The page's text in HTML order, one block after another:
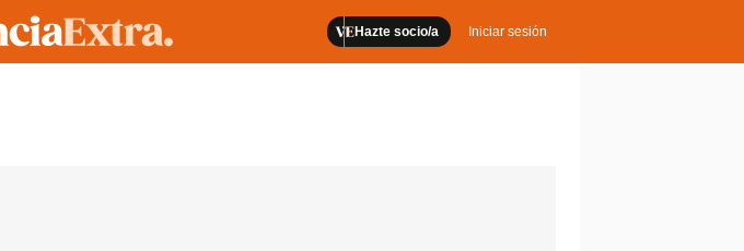
Hazte socio/a Iniciar sesión